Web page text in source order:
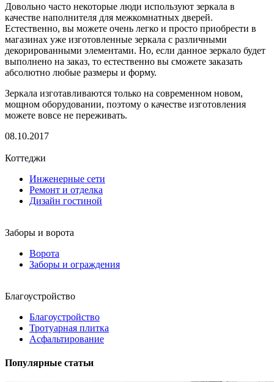
Довольно часто некоторые люди используют зеркала в
качестве наполнителя для межкомнатных дверей.
Естественно, вы можете очень легко и просто приобрести в
магазинах уже изготовленные зеркала с различными
декорированными элементами. Но, если данное зеркало будет
выполнено на заказ, то естественно вы сможете заказать
абсолютно любые размеры и форму.
Зеркала изготавливаются только на современном новом,
мощном оборудовании, поэтому о качестве изготовления
можете вовсе не переживать.
08.10.2017
Коттеджи
Инженерные сети
Ремонт и отделка
Дизайн гостиной
Заборы и ворота
Ворота
Заборы и ограждения
Благоустройство
Благоустройство
Тротуарная плитка
Асфальтирование
Популярные статьи